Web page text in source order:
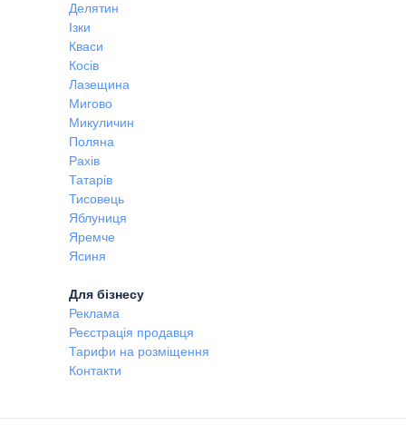
Делятин
Ізки
Кваси
Косів
Лазещина
Мигово
Микуличин
Поляна
Рахів
Татарів
Тисовець
Яблуниця
Яремче
Ясиня
Для бізнесу
Реклама
Реєстрація продавця
Тарифи на розміщення
Контакти